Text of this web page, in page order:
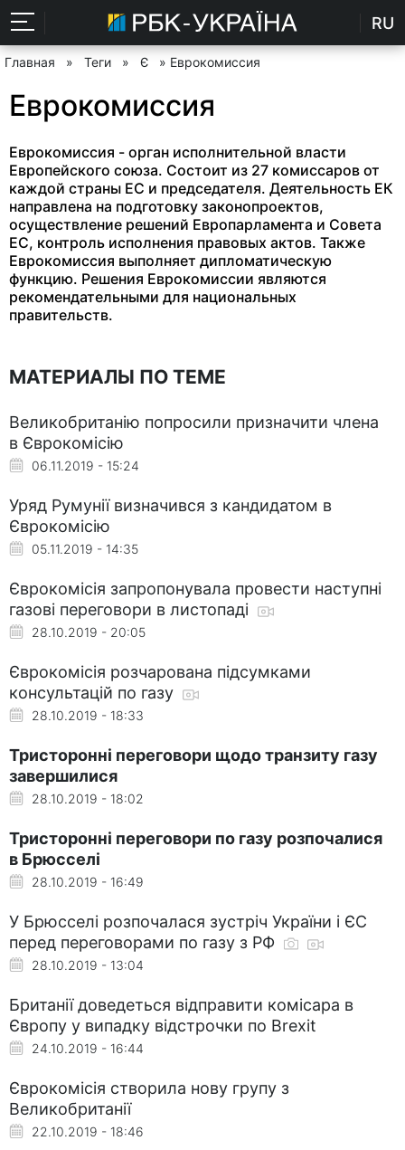
RU
Главная » Теги » Є » Еврокомиссия
Еврокомиссия
Еврокомиссия - орган исполнительной власти
Европейского союза. Состоит из 27 комиссаров от
каждой страны ЕС и председателя. Деятельность ЕК
направлена на подготовку законопроектов,
осуществление решений Европарламента и Совета
ЕС, контроль исполнения правовых актов. Также
Еврокомиссия выполняет дипломатическую
функцию. Решения Еврокомиссии являются
рекомендательными для национальных
правительств.
МАТЕРИАЛЫ ПО ТЕМЕ
Великобританію попросили призначити члена
в Єврокомісію
06.11.2019 - 15:24
Уряд Румунії визначився з кандидатом в
Єврокомісію
05.11.2019 - 14:35
Єврокомісія запропонувала провести наступні
газові переговори в листопаді
28.10.2019 - 20:05
Єврокомісія розчарована підсумками
консультацій по газу
28.10.2019 - 18:33
Тристоронні переговори щодо транзиту газу
завершилися
28.10.2019 - 18:02
Тристоронні переговори по газу розпочалися
в Брюсселі
28.10.2019 - 16:49
У Брюсселі розпочалася зустріч України і ЄС
перед переговорами по газу з РФ
28.10.2019 - 13:04
Британії доведеться відправити комісара в
Європу у випадку відстрочки по Brexit
24.10.2019 - 16:44
Єврокомісія створила нову групу з
Великобританії
22.10.2019 - 18:46